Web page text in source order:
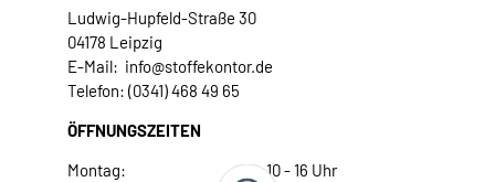
Ludwig-Hupfeld-Straße 30
04178 Leipzig
E-Mail: info@stoffekontor.de
Telefon: (0341) 468 49 65
ÖFFNUNGSZEITEN
Montag:
10 - 16 Uhr